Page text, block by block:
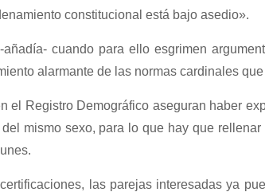
constitucional está bajo asedio».
añadía- cuando para ello esgrimen
alarmante de las normas cardinales
el Registro Demográfico aseguran haber
mismo sexo, para lo que hay que
las parejas interesadas ya